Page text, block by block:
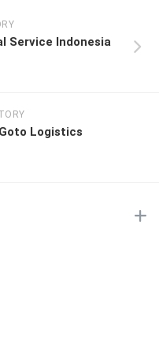
Service Indonesia
Logistics